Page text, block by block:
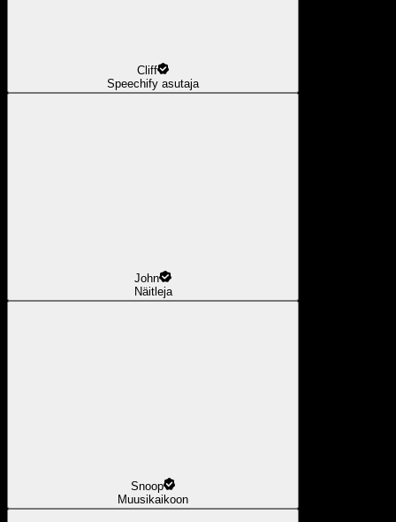
Cliff
Speechify asutaja
John
Näitleja
Snoop
Muusikaikoon